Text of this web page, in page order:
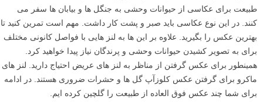
طبیعت برای عکاسی از حیوانات وحشی به جنگل ها و بیابان ها سفر می
کنند. در این نوع عکاسی باید صبر و پشت کار داشت. مهم است تمرین کنید تا
بهترین عکس را بگیرید. علاوه بر این ها به لنز هایی با فواصل کانونی مختلف
برای به تصویر کشیدن حیوانات وحشی و پرندگان نیاز پیدا خواهید کرد.
همینطور برای عکس گرفتن از مناظر به لنز های عریض احتیاج دارید. لنز های
ماکرو برای گرفتن عکس کلوزآپ گل ها و حشرات ضروری هستند. در ادامه
برای شما چند عکس فوق العاده از طبیعت را گلچین کرده ایم.